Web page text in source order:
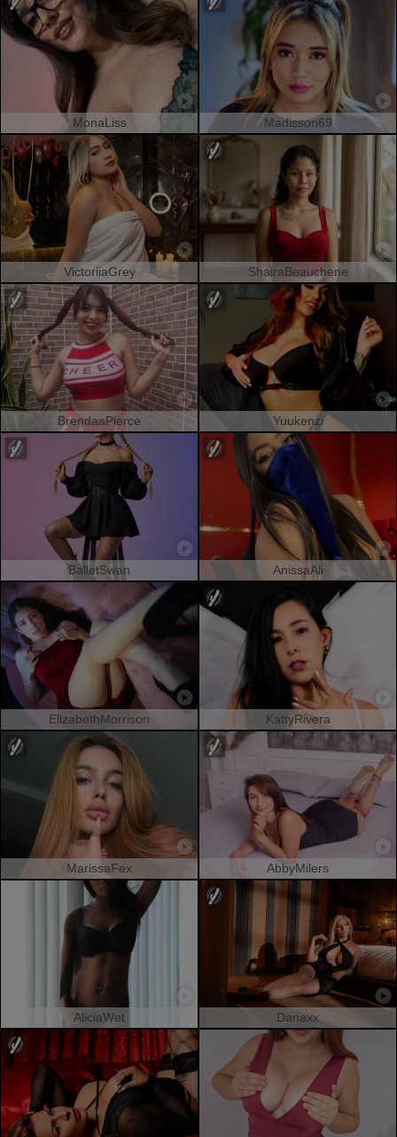
MonaLiss Madisson69
VictoriiaGrey ShairaBeauchene
BrendaaPierce Yuukenzi
BalletSwan AnissaAli
ElizabethMorrison KattyRivera
MarissaFex AbbyMilers
AliciaWet Danaxx